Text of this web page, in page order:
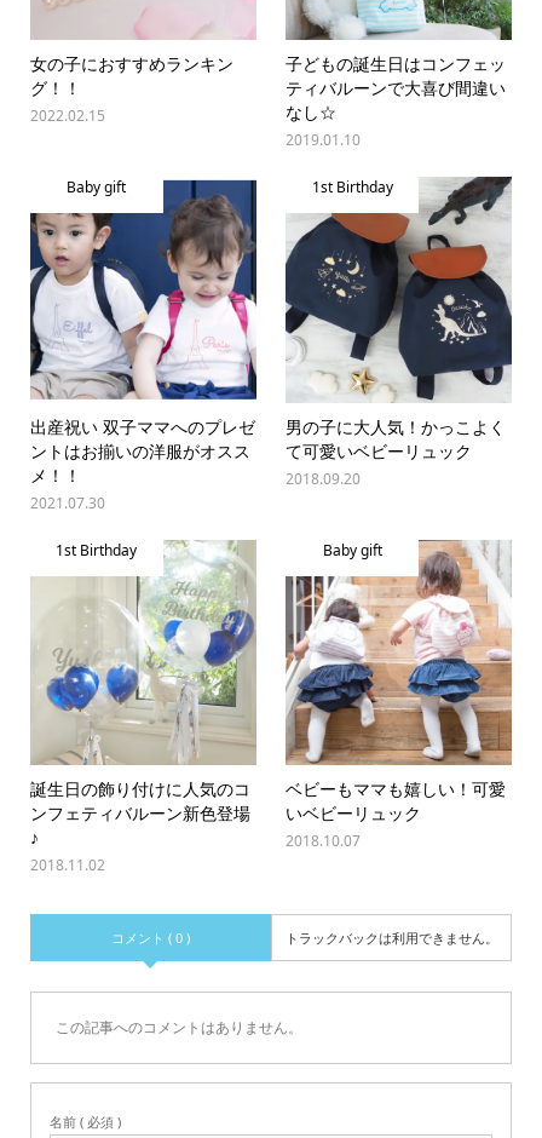
女の子におすすめランキン
グ！！
2022.02.15
子どもの誕生日はコンフェッ
ティバルーンで大喜び間違い
なし☆
2019.01.10
Baby gift
出産祝い 双子ママへのプレゼ
ントはお揃いの洋服がオスス
メ！！
2021.07.30
1st Birthday
男の子に大人気！かっこよく
て可愛いベビーリュック
2018.09.20
1st Birthday
誕生日の飾り付けに人気のコ
ンフェティバルーン新色登場
♪
2018.11.02
Baby gift
ベビーもママも嬉しい！可愛
いベビーリュック
2018.10.07
コメント ( 0 ) トラックバックは利用できません。
この記事へのコメントはありません。
名前 ( 必須 )